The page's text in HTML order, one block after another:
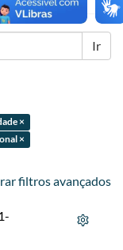
Ir
×
×
filtros avançados